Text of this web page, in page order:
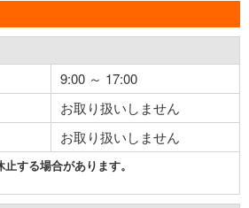
9:00 ～ 17:00
お取り扱いしません
お取り扱いしません
する場合があります。